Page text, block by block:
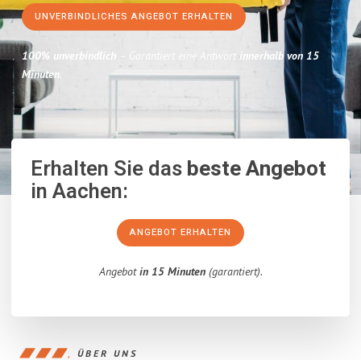
UNVERBINDLICHES ANGEBOT ERHALTEN
100% unverbindlich – Garantiert eine Antwort innerhalb von 15
Minuten.
Erhalten Sie dasbeste Angebot
in Aachen:
ANGEBOT ERHALTEN
Angebotin 15 Minuten(garantiert).
ÜBER UNS